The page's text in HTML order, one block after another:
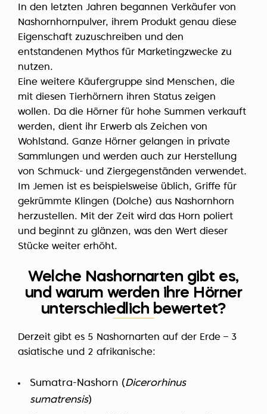
In den letzten Jahren begannen Verkäufer von
Nashornhornpulver, ihrem Produkt genau diese
Eigenschaft zuzuschreiben und den
entstandenen Mythos für Marketingzwecke zu
nutzen.
Eine weitere Käufergruppe sind Menschen, die
mit diesen Tierhörnern ihren Status zeigen
wollen. Da die Hörner für hohe Summen verkauft
werden, dient ihr Erwerb als Zeichen von
Wohlstand. Ganze Hörner gelangen in private
Sammlungen und werden auch zur Herstellung
von Schmuck- und Ziergegenständen verwendet.
Im Jemen ist es beispielsweise üblich, Griffe für
gekrümmte Klingen (Dolche) aus Nashornhorn
herzustellen. Mit der Zeit wird das Horn poliert
und beginnt zu glänzen, was den Wert dieser
Stücke weiter erhöht.
Welche Nashornarten gibt es,
und warum werden ihre Hörner
unterschiedlich bewertet?
Derzeit gibt es 5 Nashornarten auf der Erde – 3
asiatische und 2 afrikanische:
Sumatra-Nashorn (Dicerorhinus
sumatrensis)